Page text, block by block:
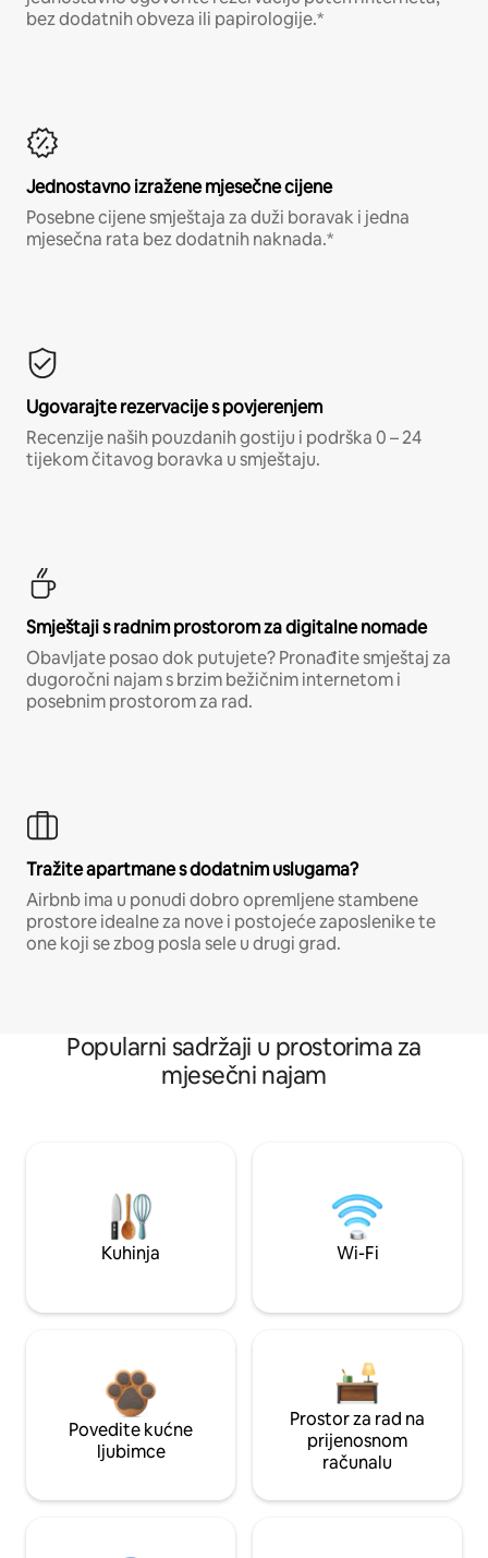
bez dodatnih obveza ili papirologije.*
Jednostavno izražene mjesečne cijene
Posebne cijene smještaja za duži boravak i jedna
mjesečna rata bez dodatnih naknada.*
Ugovarajte rezervacije s povjerenjem
Recenzije naših pouzdanih gostiju i podrška 0 – 24
tijekom čitavog boravka u smještaju.
Smještaji s radnim prostorom za digitalne nomade
Obavljate posao dok putujete? Pronađite smještaj za
dugoročni najam s brzim bežičnim internetom i
posebnim prostorom za rad.
Tražite apartmane s dodatnim uslugama?
Airbnb ima u ponudi dobro opremljene stambene
prostore idealne za nove i postojeće zaposlenike te
one koji se zbog posla sele u drugi grad.
Popularni sadržaji u prostorima za
mjesečni najam
Kuhinja Wi-Fi
Povedite kućne
ljubimce
Prostor za rad na
prijenosnom
računalu